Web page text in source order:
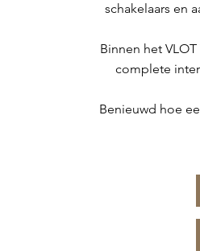
schakelaars en
Binnen het
complete
Benieuwd hoe